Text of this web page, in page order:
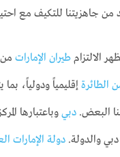
من جاهزيتنا للتكيف مع
الالتزام طيران الإماراتمن
الطائرة
البعض. دبيوباعتبارها
والدولة. دولة الإمارات